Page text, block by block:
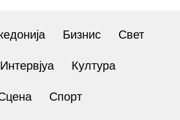
Бизнис Свет
Интервјуа Култура
Спорт